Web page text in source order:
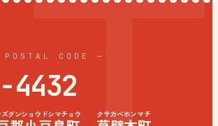
CODE —
4432
ズグンショウドシマチョウ クサカベホンマチ